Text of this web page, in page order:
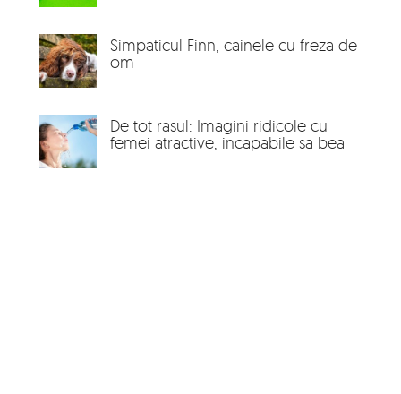
Simpaticul Finn, cainele cu freza de
om
De tot rasul: Imagini ridicole cu
femei atractive, incapabile sa bea